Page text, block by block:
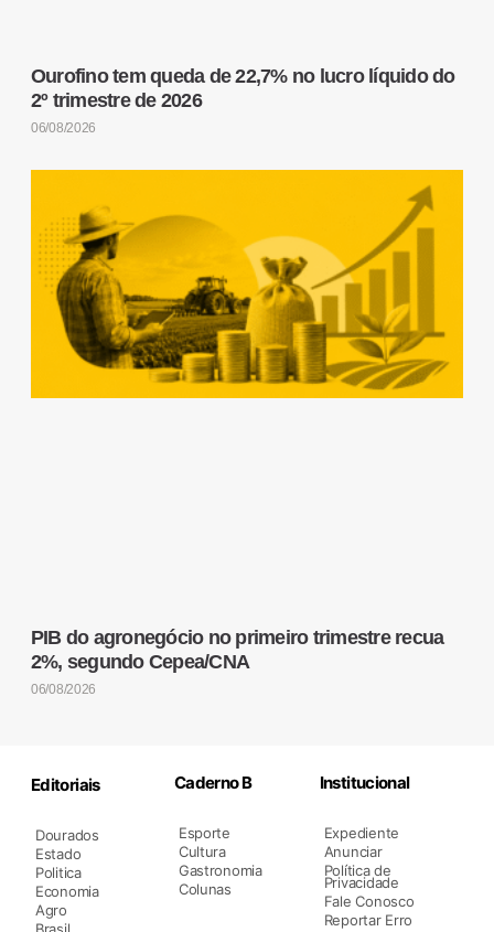
Ourofino tem queda de 22,7% no lucro líquido do
2º trimestre de 2026
06/08/2026
PIB do agronegócio no primeiro trimestre recua
2%, segundo Cepea/CNA
06/08/2026
Editoriais
Dourados
Estado
Politica
Economia
Agro
Brasil
Caderno B
Esporte
Cultura
Gastronomia
Colunas
Institucional
Expediente
Anunciar
Política de
Privacidade
Fale Conosco
Reportar Erro